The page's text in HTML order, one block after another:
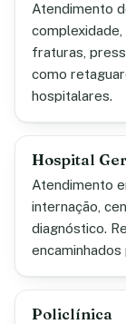
Atendimento
fraturas,
como
hospitalares.
Hospital
Atendimento
internação,
diagnóstico.
encaminhados
Policlínica